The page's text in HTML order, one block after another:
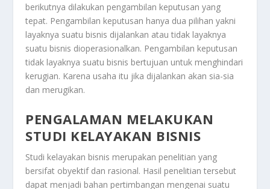
berikutnya dilakukan pengambilan keputusan yang
tepat. Pengambilan keputusan hanya dua pilihan yakni
layaknya suatu bisnis dijalankan atau tidak layaknya
suatu bisnis dioperasionalkan. Pengambilan keputusan
tidak layaknya suatu bisnis bertujuan untuk menghindari
kerugian. Karena usaha itu jika dijalankan akan sia-sia
dan merugikan.
PENGALAMAN MELAKUKAN
STUDI KELAYAKAN BISNIS
Studi kelayakan bisnis merupakan penelitian yang
bersifat obyektif dan rasional. Hasil penelitian tersebut
dapat menjadi bahan pertimbangan mengenai suatu